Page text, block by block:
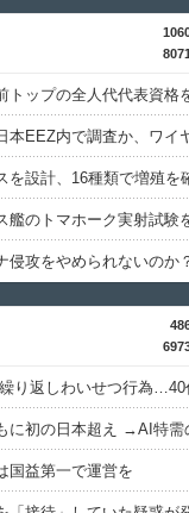
8071
侵攻をやめられないのか
国益第一で運営を